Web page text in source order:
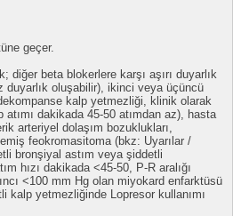
geçer.
diğer beta blokerlere karşı aşırı duyarlık
duyarlık oluşabilir), ikinci veya üçüncü
kalp yetmezliği, klinik olarak
dakikada 45-50 atımdan az), hasta
arteriyel dolaşım bozuklukları,
feokromasitoma (bkz: Uyarılar /
bronşiyal astım veya şiddetli
hızı dakikada <45-50, P-R aralığı
<100 mm Hg olan miyokard enfarktüsü
kalp yetmezliğinde Lopresor kullanımı